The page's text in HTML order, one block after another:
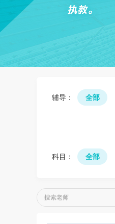
辅导： 全部
科目： 全部
搜索老师